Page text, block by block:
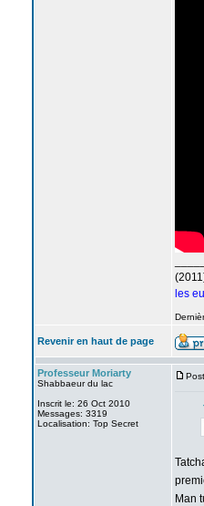
les
Revenir en haut de page
Professeur Moriarty
Shabbaeur du lac
Inscrit le: 26 Oct 2010
Messages: 3319
Localisation: Top Secret
Man